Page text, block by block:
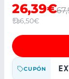
26,39€
6,50€
CUPÓN